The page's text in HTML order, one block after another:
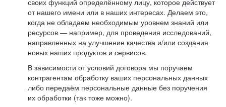
своих функций определённому лицу, которое действует
от нашего имени или в наших интересах. Делаем это,
когда не обладаем необходимым уровнем знаний или
ресурсов — например, для проведения исследований,
направленных на улучшение качества и/или создания
новых наших продуктов и сервисов.
В зависимости от условий договора мы поручаем
контрагентам обработку ваших персональных данных
либо передаём персональные данные без поручения
их обработки (так тоже можно).